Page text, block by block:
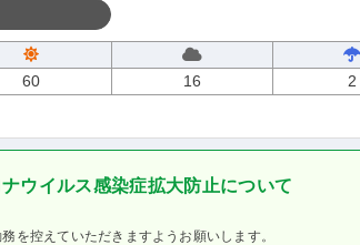
60 16 2
ウイルス感染症拡大防止について
を控えていただきますようお願いします。